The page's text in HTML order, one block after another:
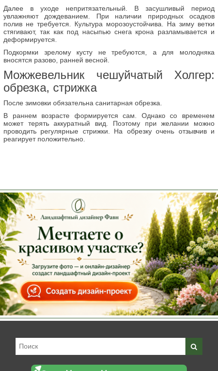
Далее в уходе непритязательный. В засушливый период
увлажняют дождеванием. При наличии природных осадков
полив не требуется. Культура морозоустойчива. На зиму ветки
стягивают, так как под насыпью снега крона разламывается и
деформируется.
Подкормки зрелому кусту не требуются, а для молодняка
вносятся разово, ранней весной.
Можжевельник чешуйчатый Холгер:
обрезка, стрижка
После зимовки обязательна санитарная обрезка.
В раннем возрасте формируется сам. Однако со временем
может терять аккуратный вид. Поэтому при желании можно
проводить регулярные стрижки. На обрезку очень отзывчив и
реагирует положительно.